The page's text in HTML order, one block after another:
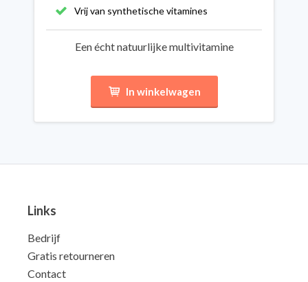
Vrij van synthetische vitamines
Een écht natuurlijke multivitamine
In winkelwagen
Links
Bedrijf
Gratis retourneren
Contact